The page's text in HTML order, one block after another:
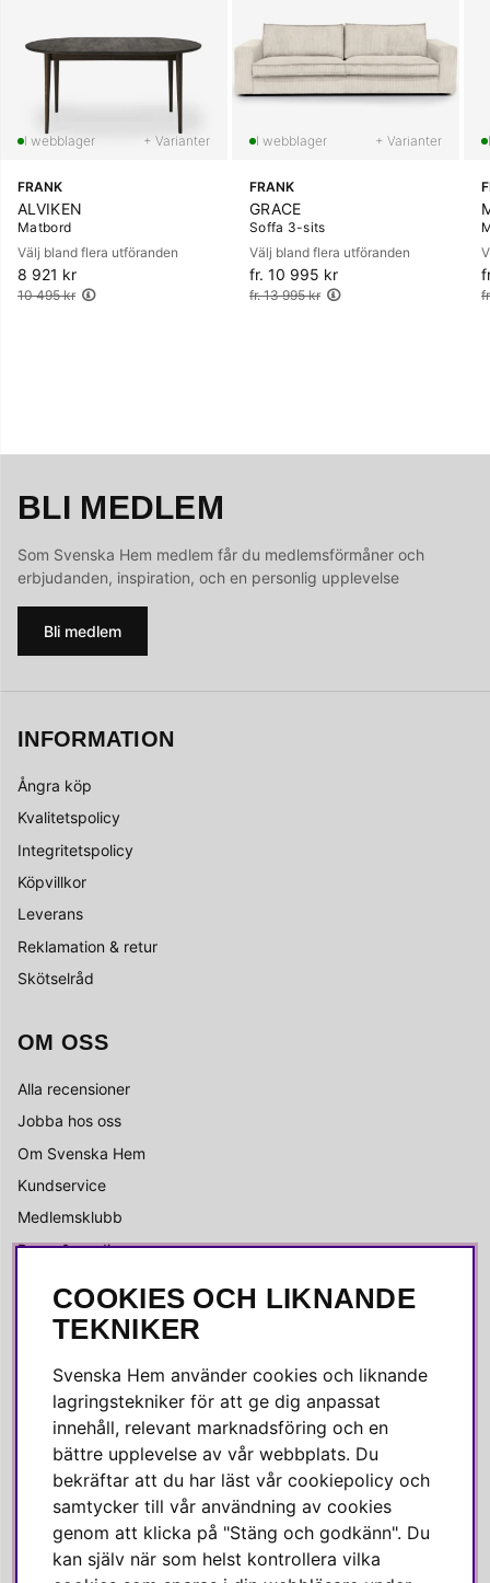
+ Varianter
FRANK
ALVIKEN
Matbord
Välj bland flera utföranden
8 921 kr
Ordinarie pris:
10 495 kr
+ Varianter
FRANK
GRACE
Soffa 3-sits
Välj bland flera utföranden
fr. 10 995 kr
Ordinarie pris:
fr. 13 995 kr
BLI MEDLEM
Som Svenska Hem medlem får du medlemsförmåner och
erbjudanden, inspiration, och en personlig upplevelse
Bli medlem
INFORMATION
Ångra köp
Kvalitetspolicy
Integritetspolicy
Köpvillkor
Leverans
Reklamation & retur
Skötselråd
OM OSS
Alla recensioner
Jobba hos oss
Om Svenska Hem
Kundservice
Medlemsklubb
Press & media
SOCIALA MEDIER
Instagram
Linkedin
Pinterest
SVENSKA HEM
COOKIES OCH LIKNANDE
TEKNIKER
Svenska Hem använder cookies och liknande
lagringstekniker för att ge dig anpassat
innehåll, relevant marknadsföring och en
bättre upplevelse av vår webbplats. Du
bekräftar att du har läst vår cookiepolicy och
samtycker till vår användning av cookies
genom att klicka på "Stäng och godkänn". Du
kan själv när som helst kontrollera vilka